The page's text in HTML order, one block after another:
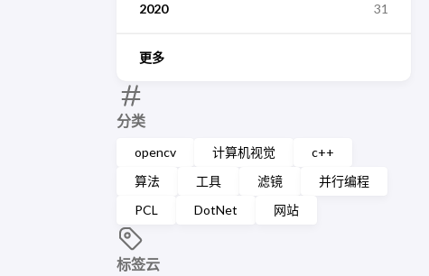
2020 31
更多
分类
opencv 计算机视觉
c++
算法
工具 滤镜
并行编程
PCL
DotNet 网站
标签云